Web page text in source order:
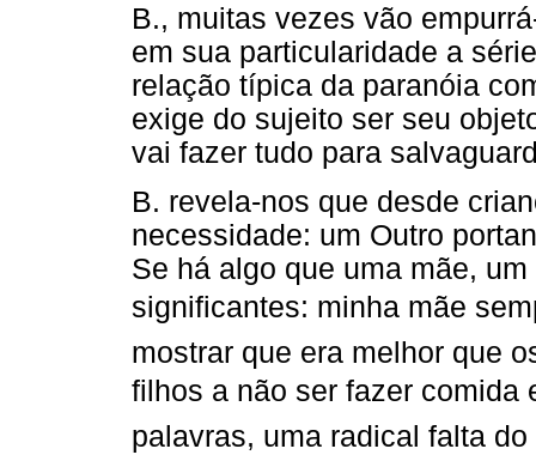
B., muitas vezes vão
em sua particularidade a
relação típica da paranóia
exige do sujeito ser seu
vai fazer tudo para
B. revela-nos que desde
necessidade: um Outro
Se há algo que uma mãe,
significantes: minha mãe
mostrar que era melhor que
filhos a não ser fazer comida
palavras, uma radical falta